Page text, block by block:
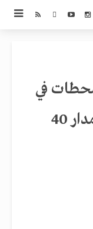
في
رحلة الجنيه المصري على مدار 40